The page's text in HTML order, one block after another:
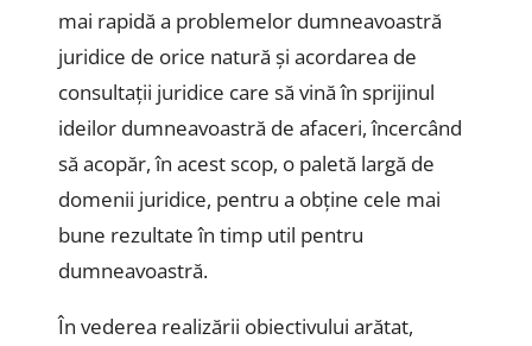
mai rapidă a problemelor dumneavoastră
juridice de orice natură și acordarea de
consultații juridice care să vină în sprijinul
ideilor dumneavoastră de afaceri, încercând
să acopăr, în acest scop, o paletă largă de
domenii juridice, pentru a obține cele mai
bune rezultate în timp util pentru
dumneavoastră.
În vederea realizării obiectivului arătat,